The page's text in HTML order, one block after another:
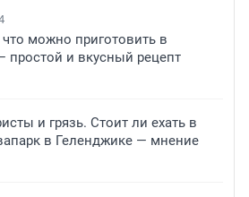
можно приготовить в
простой и вкусный рецепт
и грязь. Стоит ли ехать в
в Геленджике — мнение